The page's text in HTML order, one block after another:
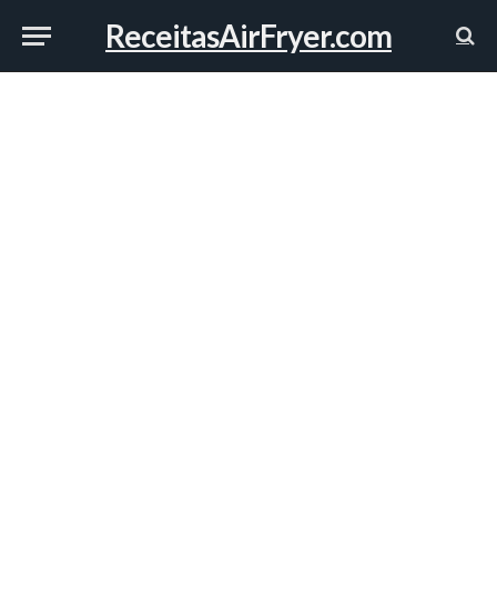
ReceitasAirFryer.com